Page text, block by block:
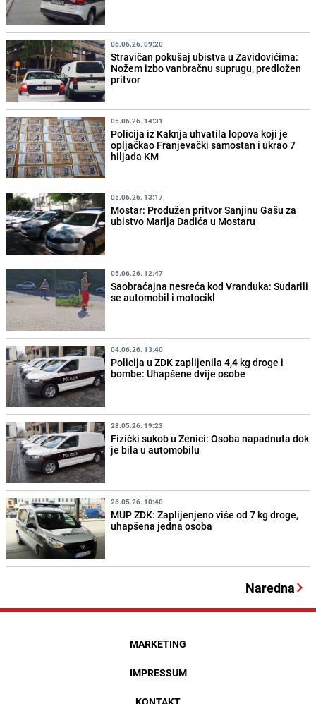
06.06.26. 09:20
Stravičan pokušaj ubistva u Zavidovićima:
Nožem izbo vanbračnu suprugu, predložen
pritvor
05.06.26. 14:31
Policija iz Kaknja uhvatila lopova koji je
opljačkao Franjevački samostan i ukrao 7
hiljada KM
05.06.26. 13:17
Mostar: Produžen pritvor Sanjinu Gašu za
ubistvo Marija Dadića u Mostaru
05.06.26. 12:47
Saobraćajna nesreća kod Vranduka: Sudarili
se automobil i motocikl
04.06.26. 13:40
Policija u ZDK zaplijenila 4,4 kg droge i
bombe: Uhapšene dvije osobe
28.05.26. 19:23
Fizički sukob u Zenici: Osoba napadnuta dok
je bila u automobilu
26.05.26. 10:40
MUP ZDK: Zaplijenjeno više od 7 kg droge,
uhapšena jedna osoba
Naredna
MARKETING
IMPRESSUM